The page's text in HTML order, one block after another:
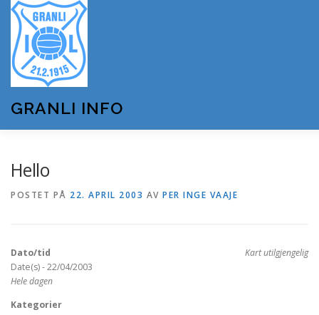
innhold
GRANLI INFO
OM GRANLI INFO
Hello
POSTET PÅ 22. APRIL 2003 AV PER INGE VAAJE
Kart utilgjengelig
Dato/tid
Date(s) - 22/04/2003
Hele dagen
Kategorier